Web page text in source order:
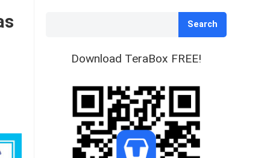
Search
Download TeraBox FREE!